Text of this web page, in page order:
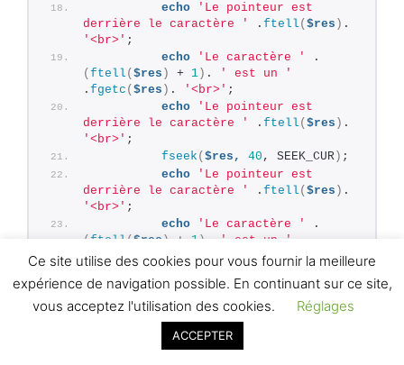
echo
'Le pointeur est
derrière le caractère '
. ftell ( $res )
'<br>' ;
echo
'Le caractère '
.
( ftell ( $res ) + 1 ) .
' est un '
. fgetc ( $res ) . '<br>' ;
echo
'Le pointeur est
derrière le caractère '
. ftell ( $res )
'<br>' ;
fseek ( $res, 40 , SEEK_CUR ) ;
echo
'Le pointeur est
derrière le caractère '
. ftell ( $res )
'<br>' ;
echo
'Le caractère '
.
( ftell ( $res ) + 1 )
' est un '
.fgetc($res). '<br>' ;
<p>Un paragraphe</p>
< /body>
Ce site utilise des cookies pour vous fournir la meilleure
expérience de navigation possible. En continuant sur ce site,
vous acceptez l'utilisation des cookies.
Réglages
ACCEPTER